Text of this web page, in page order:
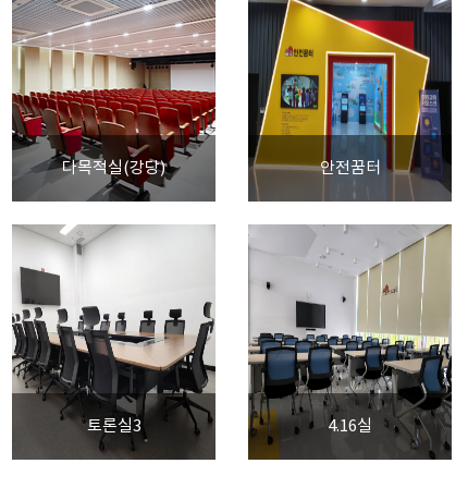
다목적실(강당) 안전꿈터
토론실3 4.16실